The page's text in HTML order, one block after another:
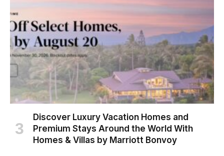
Discover Luxury Vacation Homes and
Premium Stays Around the World With
Homes & Villas by Marriott Bonvoy